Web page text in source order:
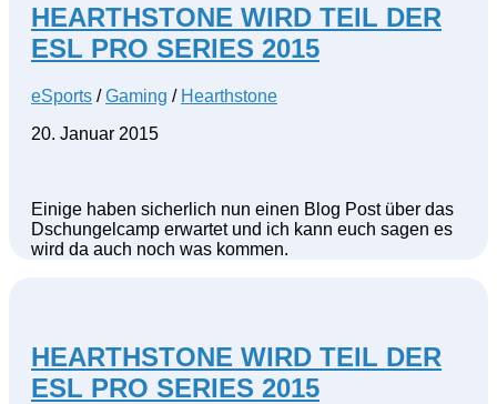
HEARTHSTONE WIRD TEIL DER
ESL PRO SERIES 2015
eSports /Gaming / Hearthstone
20. Januar 2015
Einige haben sicherlich nun einen Blog Post über das
Dschungelcamp erwartet und ich kann euch sagen es
wird da auch noch was kommen.
HEARTHSTONE WIRD TEIL DER
ESL PRO SERIES 2015